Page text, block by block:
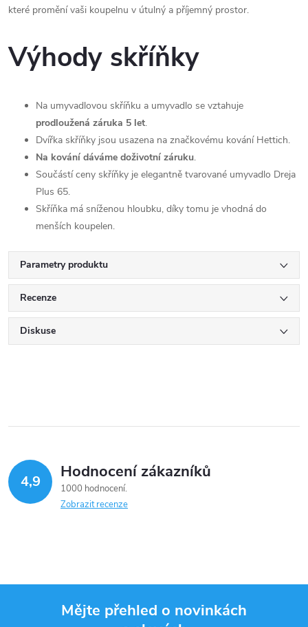
které promění vaši koupelnu v útulný a příjemný prostor.
Výhody skříňky
Na umyvadlovou skříňku a umyvadlo se vztahuje
prodloužená záruka 5 let.
Dvířka skříňky jsou usazena na značkovému kování Hettich.
Na kování dáváme doživotní záruku.
Součástí ceny skříňky je elegantně tvarované umyvadlo Dreja
Plus 65.
Skříňka má sníženou hloubku, díky tomu je vhodná do
menších koupelen.
Parametry produktu
Recenze
Diskuse
4,9 Hodnocení zákazníků
1000 hodnocení
Zobrazit recenze
Mějte přehled o novinkách